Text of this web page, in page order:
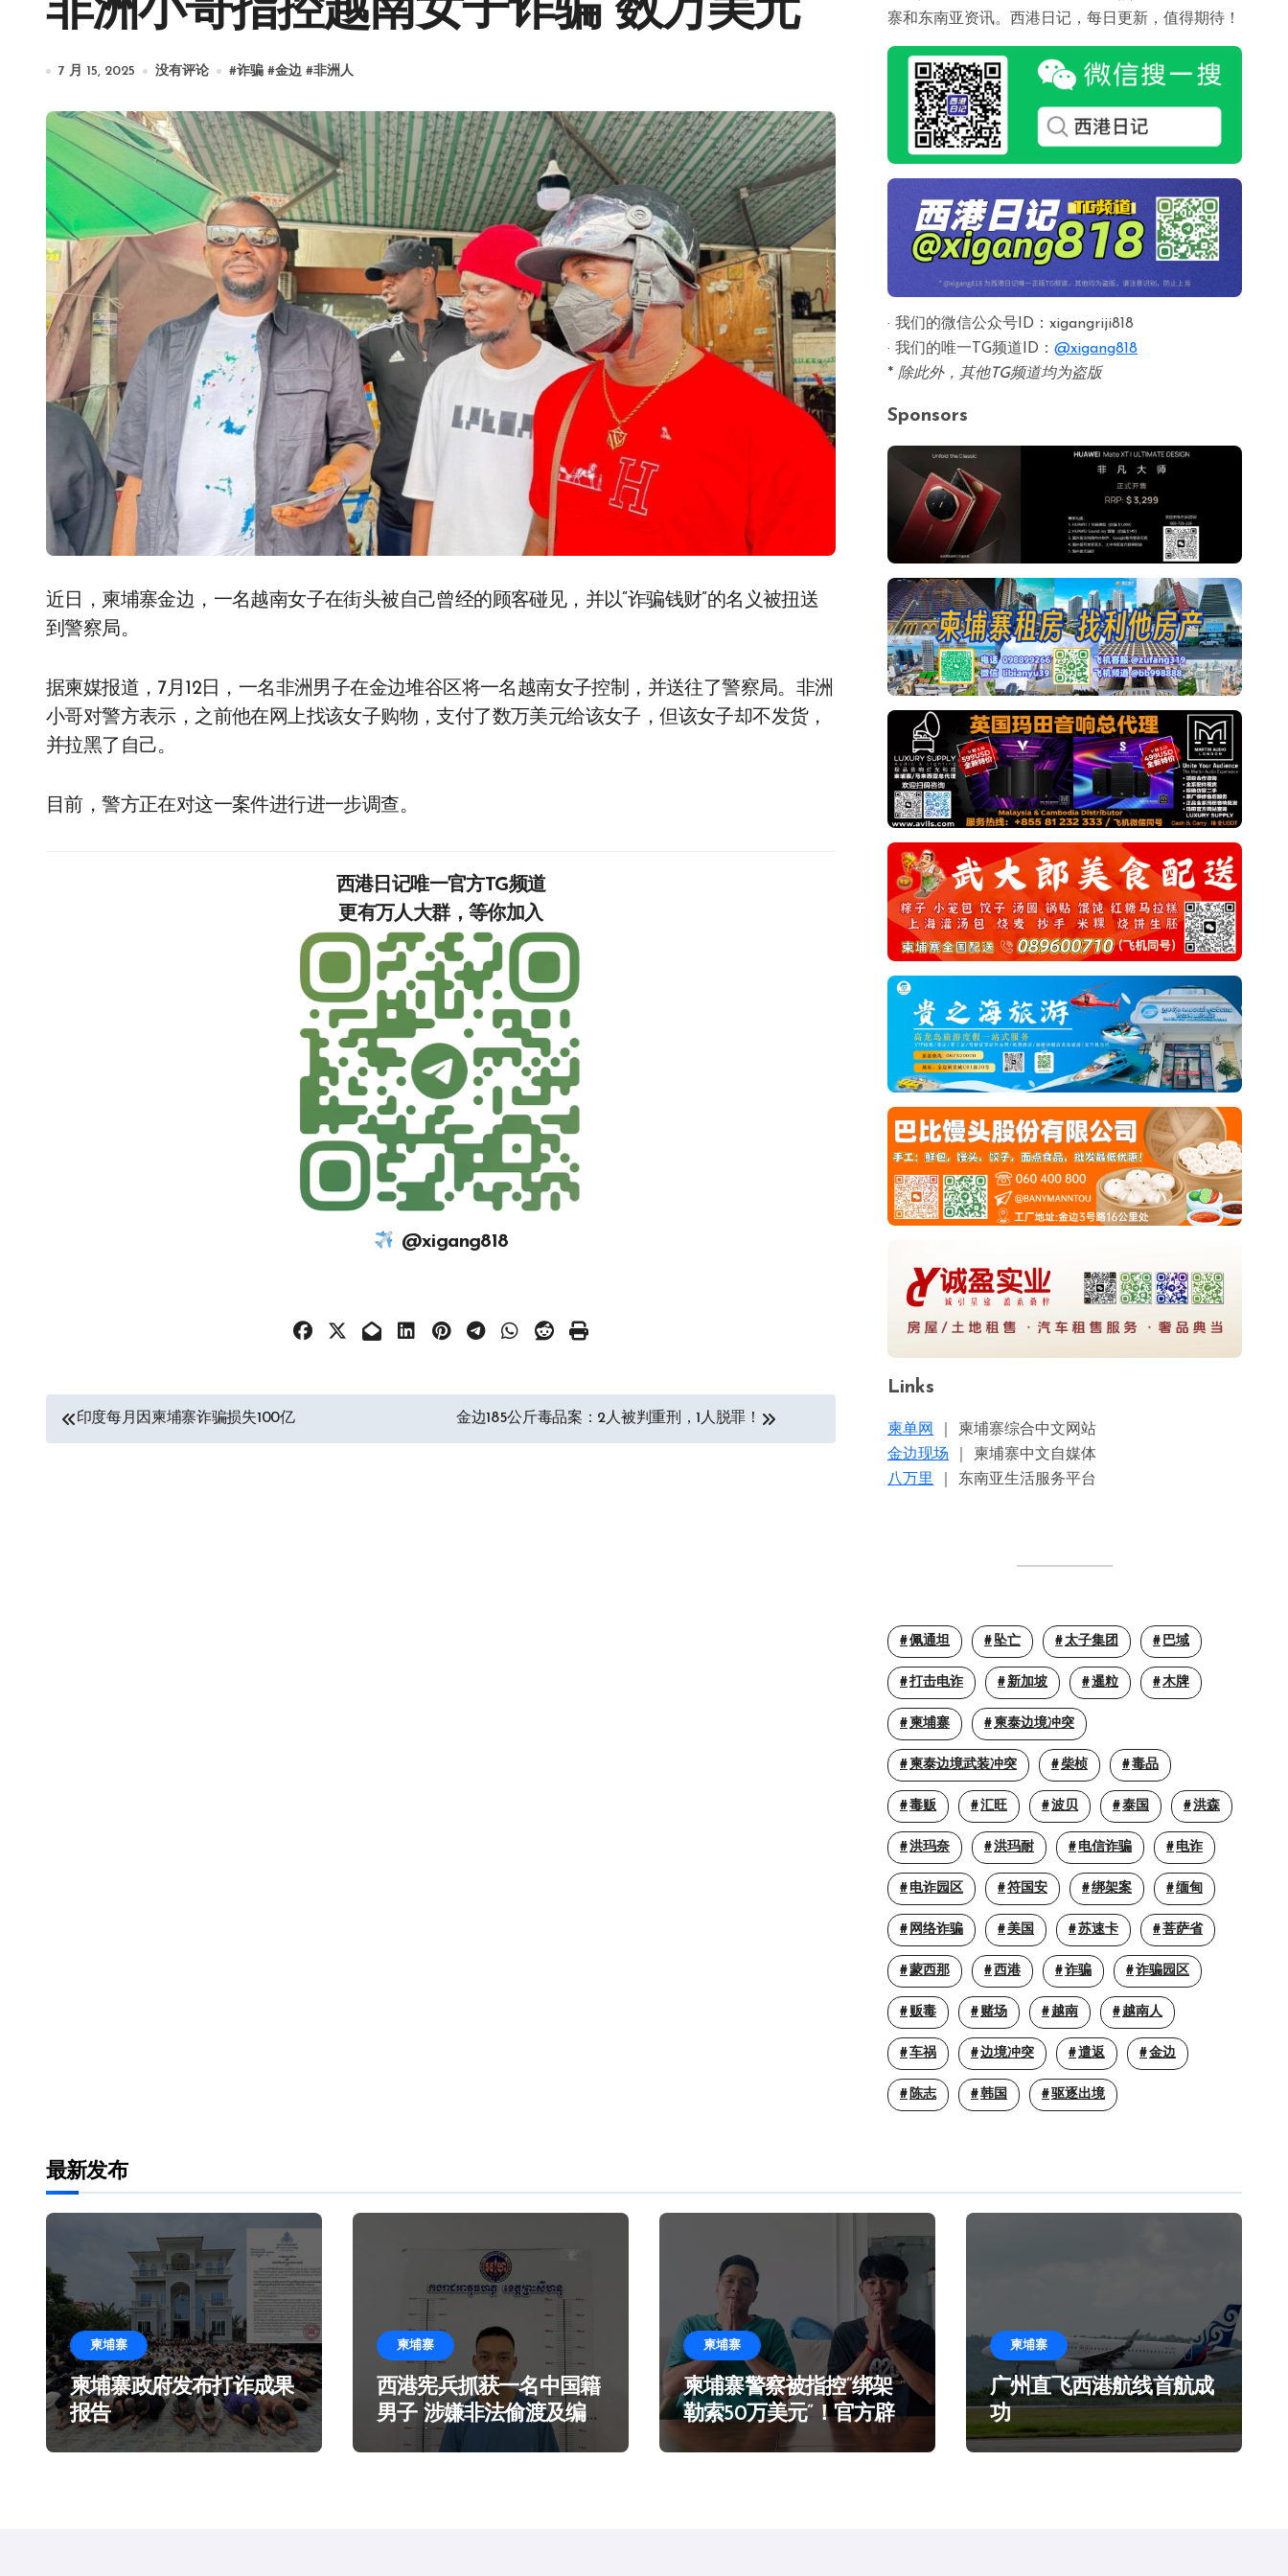
非洲小哥指控越南女子诈骗“数万美元”
7 月 15, 2025 没有评论 #诈骗 #金边 #非洲人
近日，柬埔寨金边，一名越南女子在街头被自己曾经的顾客碰见，并以“诈骗钱财”的名义被扭送
到警察局。
据柬媒报道，7月12日，一名非洲男子在金边堆谷区将一名越南女子控制，并送往了警察局。非洲
小哥对警方表示，之前他在网上找该女子购物，支付了数万美元给该女子，但该女子却不发货，
并拉黑了自己。
目前，警方正在对这一案件进行进一步调查。
西港日记唯一官方TG频道
更有万人大群，等你加入‍‍‍‍‍‍‍‍‍‍‍‍‍
@xigang818
文印度每月因柬埔寨诈骗损失100亿 金边185公斤毒品案：2人被判重刑，1人脱罪！
寨和东南亚资讯。西港日记，每日更新，值得期待！
· 我们的微信公众号ID：xigangriji818
· 我们的唯一TG频道ID： @xigang818
* 除此外，其他TG频道均为盗版
Sponsors
Links
柬单网
｜ 柬埔寨综合中文网站
金边现场 ｜ 柬埔寨中文自媒体
八万里
｜ 东南亚生活服务平台
佩通坦 坠亡 太子集团 巴域
打击电诈 新加坡 暹粒 木牌
柬埔寨 柬泰边境冲突
柬泰边境武装冲突 柴桢 毒品
毒贩 汇旺 波贝 泰国 洪森
洪玛奈 洪玛耐 电信诈骗 电诈
电诈园区 符国安 绑架案 缅甸
网络诈骗 美国 苏速卡 菩萨省
蒙西那 西港 诈骗 诈骗园区
贩毒 赌场 越南 越南人
车祸 边境冲突 遣返 金边
陈志 韩国 驱逐出境
最新发布
柬埔寨
柬埔寨政府发布打诈成果
报告
柬埔寨
西港宪兵抓获一名中国籍
男子 涉嫌非法偷渡及编
造谎言在海滩乞讨
柬埔寨
柬埔寨警察被指控“绑架
勒索50万美元”！官方辟
柬埔寨
广州直飞西港航线首航成
功